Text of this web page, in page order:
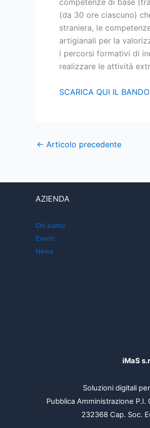
competenze di base
(da 30 ore ciascuno)
straniera, le
artigianali per la
i percorsi formativi di
realizzare le attività
SCARICA QUI IL BANDO
← Articolo precedente
AZIENDA
Chi siamo
Eventi
News
iMaS
Soluzioni digitali
Pubblica Amministrazione P.I.
232368 Cap. Soc.